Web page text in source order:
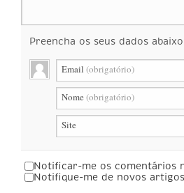
Preencha os seus dados
Email (obrigatório)
Nome (obrigatório)
Site
Notificar-me os comentários
Notifique-me de novos